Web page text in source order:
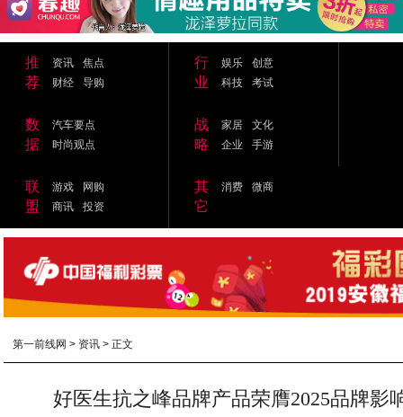
推
荐
资讯
焦点
财经
导购
行
业
娱乐
创意
科技
考试
数
据
汽车要点
时尚观点
战
略
家居
文化
企业
手游
联
盟
游戏
网购
商讯
投资
其
它
消费 微商
第一前线网 > 资讯 > 正文
好医生抗之峰品牌产品荣膺2025品牌影